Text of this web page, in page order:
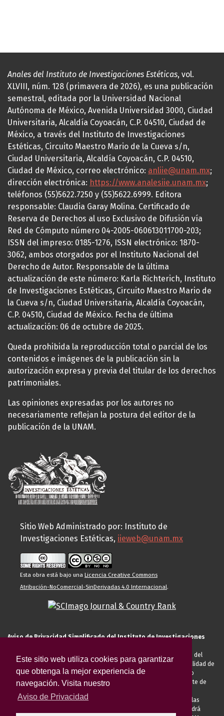
Este sitio web utiliza cookies para garantizar
que obtenga la mejor experiencia de
navegación. Visita nuestro
Aviso de Privacidad
Anales del Instituto de Investigaciones Estéticas, vol.
XLVIII, núm. 128 (primavera de 2026), es una publicación
semestral, editada por la Universidad Nacional
Autónoma de México, Avenida Universidad 3000, Ciudad
Universitaria, Alcaldía Coyoacán, C.P. 04510, Ciudad de
México, a través del Instituto de Investigaciones
Estéticas, Circuito Maestro Mario de la Cueva s/n,
Ciudad Universitaria, Alcaldía Coyoacán, C.P. 04510,
Ciudad de México, correo electrónico: anliie@unam.mx;
dirección electrónica: https://www.analesiie.unam.mx;
teléfonos (55)5622.7250 y (55)5622.6999. Editora
responsable: Claudia Garay Molina. Certificado de
Reserva de Derechos al uso Exclusivo de Difusión vía
Red de Cómputo número 04-2005-060613011700-203;
ISSN del impreso: 0185-1276, ISSN electrónico: 1870-
3062, ambos otorgados por el Instituto Nacional del
Derecho de Autor. Responsable de la última
actualización de este número: Karla Richterich, Instituto
de Investigaciones Estéticas, Circuito Maestro Mario de
la Cueva s/n, Ciudad Universitaria, Alcaldía Coyoacán,
C.P. 04510, Ciudad de México. Fecha de última
actualización: 06 de octubre de 2025.
Queda prohibida la reproducción total o parcial de los
contenidos e imágenes de la publicación sin la
autorización expresa y previa del titular de los derechos
patrimoniales.
Las opiniones expresadas por los autores no
necesariamente reflejan la postura del editor de la
publicación de la UNAM.
Sitio Web Administrado por: Instituto de
Investigaciones Estéticas, iieweb@unam.mx
Esta obra está bajo una Licencia Creative Commons
Atribución-NoComercial-SinDerivadas 4.0 Internacional.
Aviso de Privacidad Simplificado del Instituto de Investigaciones
El Instituto de Investigaciones Estéticas de la UNAM, es responsable del
tratamiento de sus datos personales para el registro de usted en calidad de
alumno, docente, personal de la entidad académica, conferencista o
invitado externo (nacional o extranjero), visitante, proveedor o cliente de
anteriormente descritas u otras aquellas exigidas legalmente o por las
autoridades competentes podrá transferir sus datos personales. Podrá